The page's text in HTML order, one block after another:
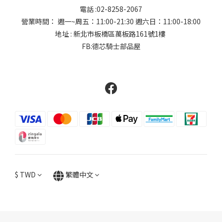
電話 :02-8258-2067
營業時間： 週一~周五：11:00-21:30 週六日：11:00-18:00
地址 : 新北市板橋區萬板路161號1樓
FB:德芯騎士部品屋
$ TWD 繁體中文